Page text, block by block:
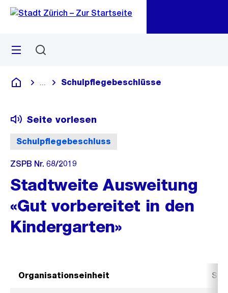
Navigation
Sprunglink
Menü
Deutsch
Blende alle Breadcrumbs ein
Schulpflegebeschlüsse
Schulpflegebeschluss
Seite vorlesen
ZSPB Nr. 68/2019
Stadtweite Ausweitung
«Gut vorbereitet in den
Kindergarten»
Organisationseinheit